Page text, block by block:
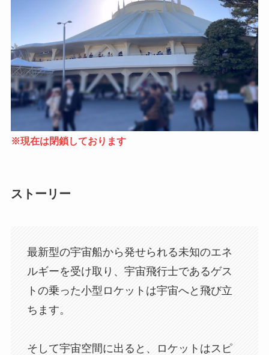
※現在は閉鎖しております
ストーリー
最新型の宇宙船から発せられる未知のエネ
ルギーを受け取り、宇宙飛行士であるゲス
トの乗った小型ロケットは宇宙へと飛び立
ちます。
そして宇宙空間に出ると、ロケットはスピ